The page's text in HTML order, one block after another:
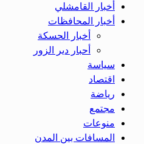
أخبار القامشلي
أخبار المحافظات
أخبار الحسكة
أحبار دير الزور
سياسة
اقتصاد
رياضة
مجتمع
منوعات
المسافات بين المدن